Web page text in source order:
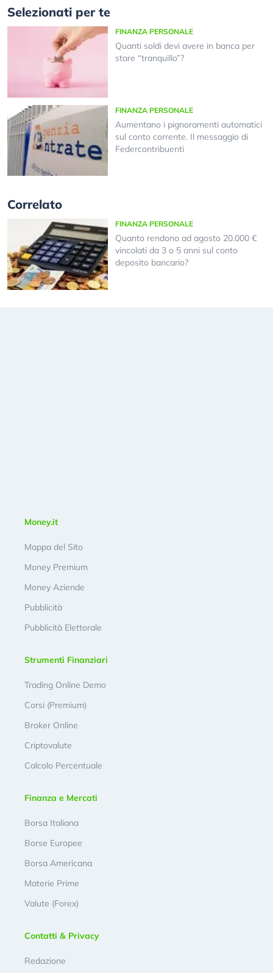
Selezionati per te
FINANZA PERSONALE
Quanti soldi devi avere in banca per
stare “tranquillo”?
FINANZA PERSONALE
Aumentano i pignoramenti automatici
sul conto corrente. Il messaggio di
Federcontribuenti
Correlato
FINANZA PERSONALE
Quanto rendono ad agosto 20.000 €
vincolati da 3 o 5 anni sul conto
deposito bancario?
Money.it
Mappa del Sito
Money Premium
Money Aziende
Pubblicità
Pubblicità Elettorale
Strumenti Finanziari
Trading Online Demo
Corsi (Premium)
Broker Online
Criptovalute
Calcolo Percentuale
Finanza e Mercati
Borsa Italiana
Borse Europee
Borsa Americana
Materie Prime
Valute (Forex)
Contatti & Privacy
Redazione